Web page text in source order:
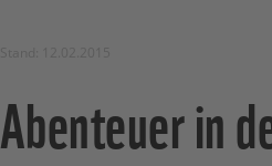
Abenteuer in